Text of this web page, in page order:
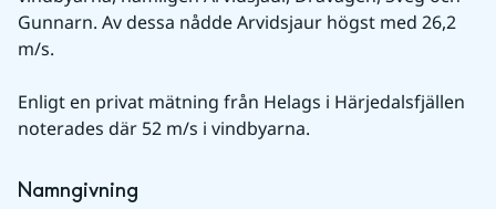
Gunnarn. Av dessa nådde Arvidsjaur högst med 26,2
m/s.
Enligt en privat mätning från Helags i Härjedalsfjällen
noterades där 52 m/s i vindbyarna.
Namngivning